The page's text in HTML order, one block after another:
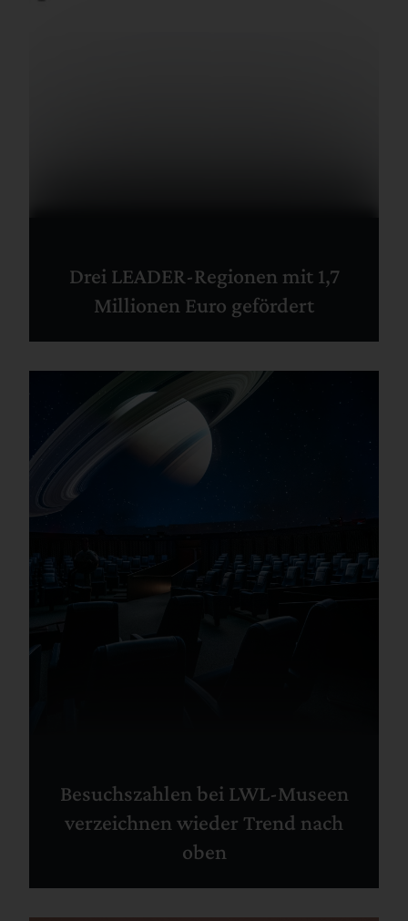
Drei LEADER-Regionen mit 1,7
Millionen Euro gefördert
Besuchszahlen bei LWL-Museen
verzeichnen wieder Trend nach
oben